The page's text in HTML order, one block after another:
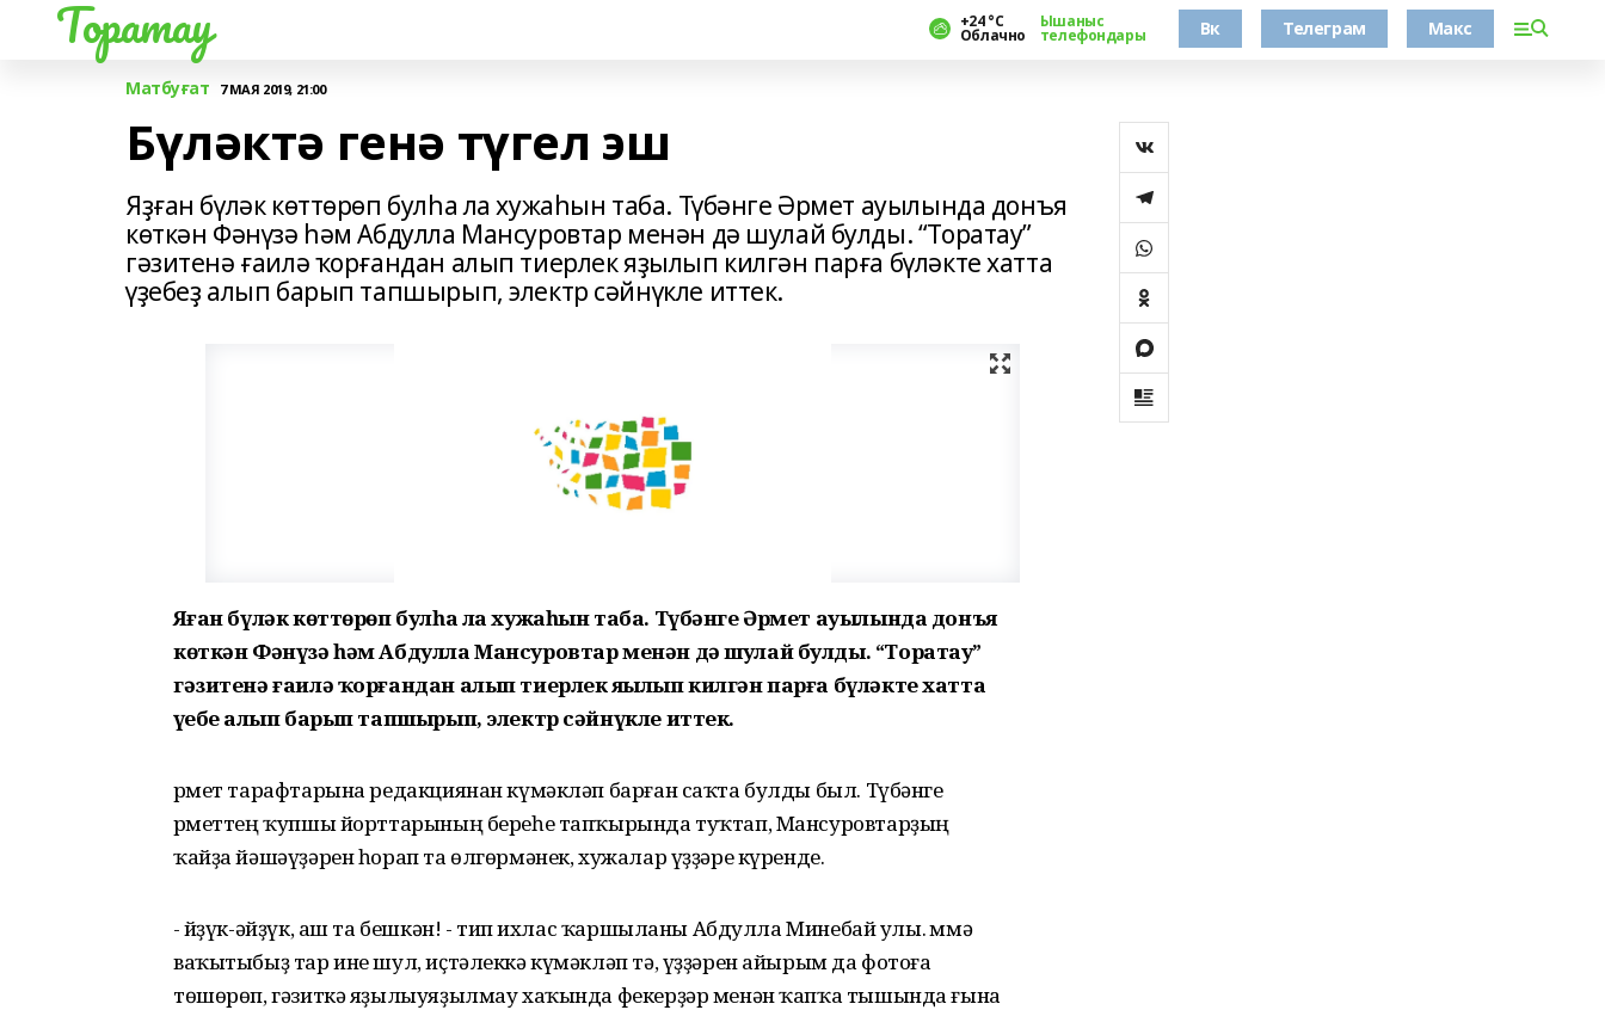
Торатау +24 °С
Облачно
Ышаныс
телефондары Вк Телеграм Макс
Матбуғат 7 МАЯ 2019, 21:00
Бүләктә генә түгел эш
Яҙған бүләк көттөрөп булһа ла хужаһын таба. Түбәнге Әрмет ауылында донъя
көткән Фәнүзә һәм Абдулла Мансуровтар менән дә шулай булды. “Торатау”
гәзитенә ғаилә ҡорғандан алып тиерлек яҙылып килгән парға бүләкте хатта
үҙебеҙ алып барып тапшырып, электр сәйнүкле иттек.
Яҙған бүләк көттөрөп булһа ла хужаһын таба. Түбәнге Әрмет ауылында донъя
көткән Фәнүзә һәм Абдулла Мансуровтар менән дә шулай булды. “Торатау”
гәзитенә ғаилә ҡорғандан алып тиерлек яҙылып килгән парға бүләкте хатта
үҙебеҙ алып барып тапшырып, электр сәйнүкле иттек.
Әрмет тарафтарына редакциянан күмәкләп барған саҡта булды был. Түбәнге
Әрметтең ҡупшы йорттарының береһе тапҡырында туҡтап, Мансуровтарҙың
ҡайҙа йәшәүҙәрен һорап та өлгөрмәнек, хужалар үҙҙәре күренде.
- Әйҙүк-әйҙүк, аш та бешкән! - тип ихлас ҡаршыланы Абдулла Минебай улы. Әммә
ваҡытыбыҙ тар ине шул, иҫтәлеккә күмәкләп тә, үҙҙәрен айырым да фотоға
төшөрөп, гәзиткә яҙылыуяҙылмау хаҡында фекерҙәр менән ҡапҡа тышында ғына